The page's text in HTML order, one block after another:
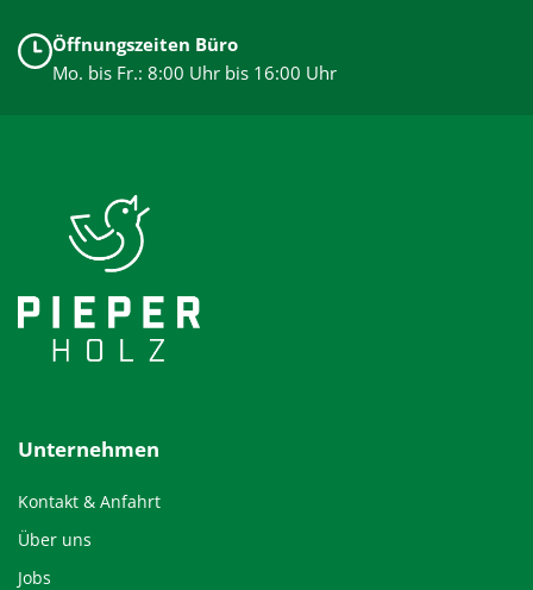
Öffnungszeiten Büro
Mo. bis Fr.: 8:00 Uhr bis 16:00 Uhr
Unternehmen
Kontakt & Anfahrt
Über uns
Jobs